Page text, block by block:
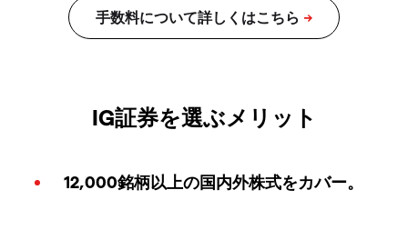
IG証券を選ぶメリット
12,000銘柄以上の国内外株式をカバー。